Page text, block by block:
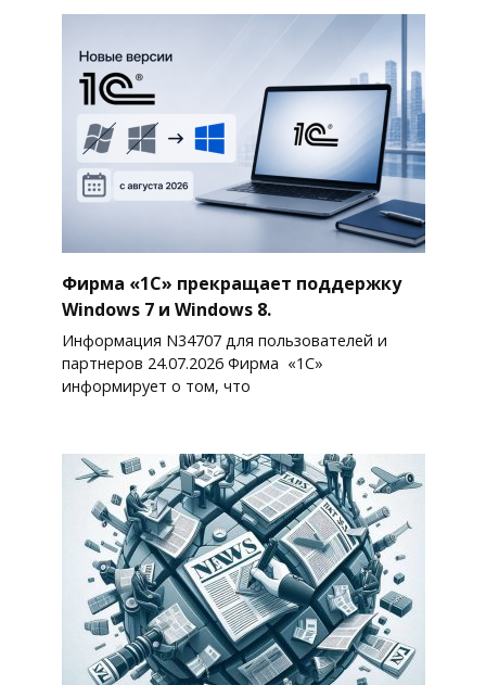
Фирма «1С» прекращает поддержку
Windows 7 и Windows 8.
Информация N34707 для пользователей и
партнеров 24.07.2026 Фирма «1С»
информирует о том, что